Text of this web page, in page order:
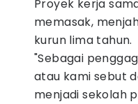
Proyek kerja
memasak,
kurun lima tahun.
"Sebagai
atau kami sebut
menjadi sekolah